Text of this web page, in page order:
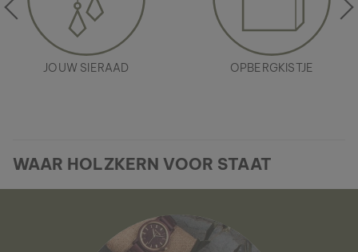
JOUW SIERAAD OPBERGKISTJE
WAAR HOLZKERN VOOR STAAT